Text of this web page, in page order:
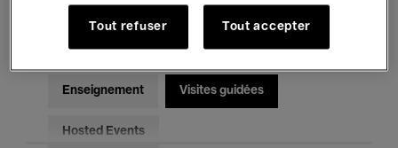
Pour tous Kids’ Palace
Enseignement Visites guidées
Hosted Events
Tout refuser Tout accepter